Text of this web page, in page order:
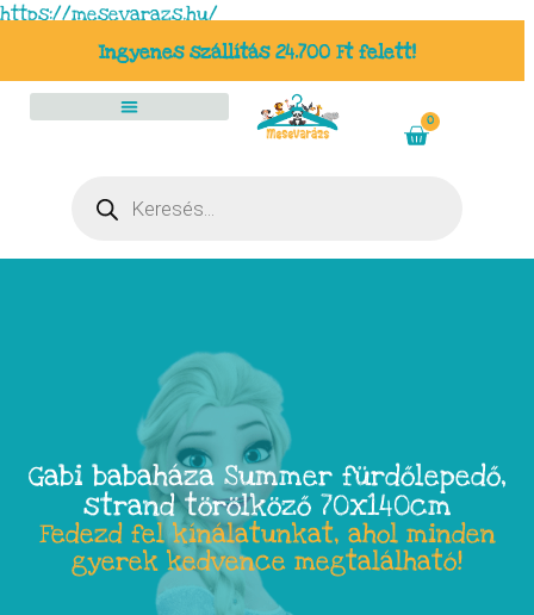
https://mesevarazs.hu/
Ingyenes szállítás 24.700 Ft felett!
0
Gabi babaháza Summer fürdőlepedő,
strand törölköző 70x140cm
Fedezd fel kínálatunkat, ahol minden
gyerek kedvence megtalálható!